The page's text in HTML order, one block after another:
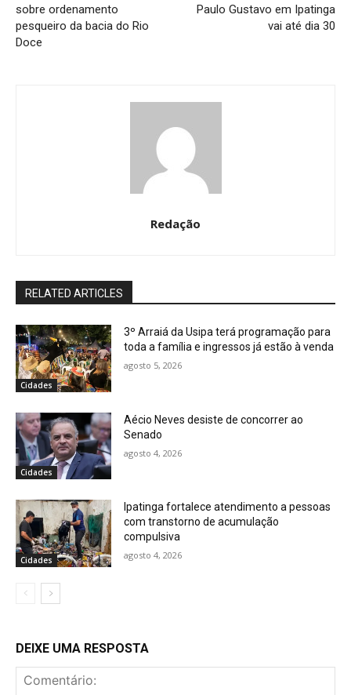
sobre ordenamento
pesqueiro da bacia do Rio
Doce
Paulo Gustavo em Ipatinga
vai até dia 30
Redação
RELATED ARTICLES
Cidades
3º Arraiá da Usipa terá programação para
toda a família e ingressos já estão à venda
agosto 5, 2026
Cidades
Aécio Neves desiste de concorrer ao
Senado
agosto 4, 2026
Cidades
Ipatinga fortalece atendimento a pessoas
com transtorno de acumulação
compulsiva
agosto 4, 2026
DEIXE UMA RESPOSTA